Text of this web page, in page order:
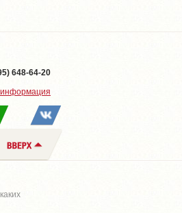
648-64-20
информация